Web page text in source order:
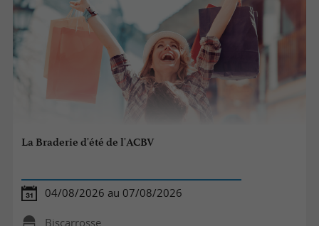
La Braderie d'été de l'ACBV
04/08/2026 au 07/08/2026
Biscarrosse